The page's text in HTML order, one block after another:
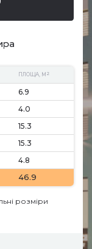
ПЛОЩА, М 2
6.9
4.0
15.3
15.3
4.8
46.9
розміри